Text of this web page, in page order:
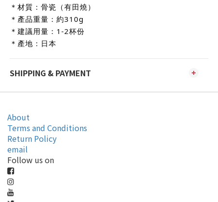
＊材質：骨瓷（有田燒）
＊產品重量：約310g
＊建議用量：1-2杯份
＊產地：日本
SHIPPING & PAYMENT
About
Terms and Conditions
Return Policy
email
Follow us on